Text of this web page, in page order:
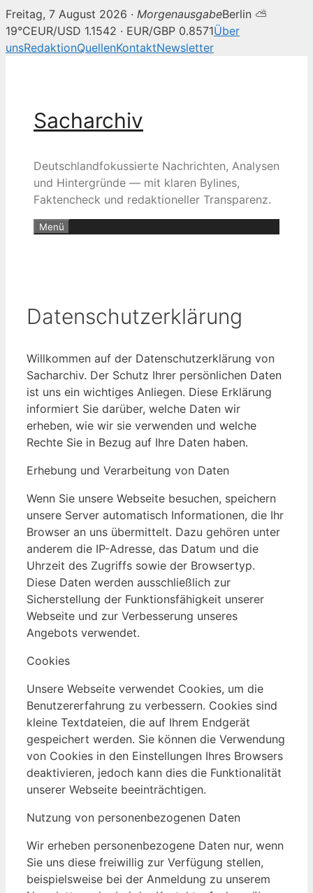
Freitag, 7 August 2026 · MorgenausgabeBerlin ⛅
19°CEUR/USD 1.1542 · EUR/GBP 0.8571Über
unsRedaktionQuellenKontaktNewsletter
Sacharchiv
Deutschlandfokussierte Nachrichten, Analysen
und Hintergründe — mit klaren Bylines,
Faktencheck und redaktioneller Transparenz.
Menü
Datenschutzerklärung
Willkommen auf der Datenschutzerklärung von
Sacharchiv. Der Schutz Ihrer persönlichen Daten
ist uns ein wichtiges Anliegen. Diese Erklärung
informiert Sie darüber, welche Daten wir
erheben, wie wir sie verwenden und welche
Rechte Sie in Bezug auf Ihre Daten haben.
Erhebung und Verarbeitung von Daten
Wenn Sie unsere Webseite besuchen, speichern
unsere Server automatisch Informationen, die Ihr
Browser an uns übermittelt. Dazu gehören unter
anderem die IP-Adresse, das Datum und die
Uhrzeit des Zugriffs sowie der Browsertyp.
Diese Daten werden ausschließlich zur
Sicherstellung der Funktionsfähigkeit unserer
Webseite und zur Verbesserung unseres
Angebots verwendet.
Cookies
Unsere Webseite verwendet Cookies, um die
Benutzererfahrung zu verbessern. Cookies sind
kleine Textdateien, die auf Ihrem Endgerät
gespeichert werden. Sie können die Verwendung
von Cookies in den Einstellungen Ihres Browsers
deaktivieren, jedoch kann dies die Funktionalität
unserer Webseite beeinträchtigen.
Nutzung von personenbezogenen Daten
Wir erheben personenbezogene Daten nur, wenn
Sie uns diese freiwillig zur Verfügung stellen,
beispielsweise bei der Anmeldung zu unserem